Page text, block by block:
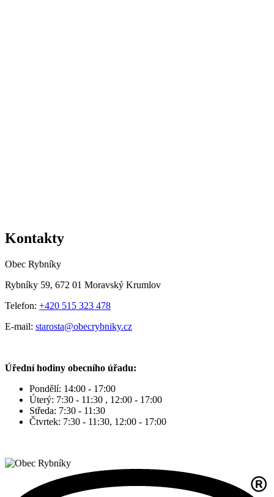
Kontakty
Obec Rybníky
Rybníky 59, 672 01 Moravský Krumlov
Telefon: +420 515 323 478
E-mail: starosta@obecrybniky.cz
Úřední hodiny obecního úřadu:
Pondělí: 14:00 - 17:00
Úterý: 7:30 - 11:30 , 12:00 - 17:00
Středa: 7:30 - 11:30
Čtvrtek: 7:30 - 11:30, 12:00 - 17:00